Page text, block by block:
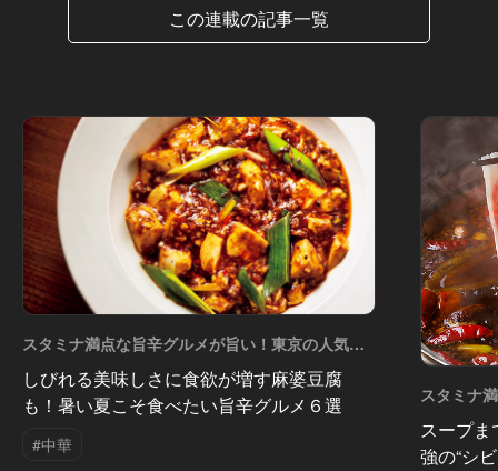
この連載の記事一覧
スタミナ満点な旨辛グルメが旨い！東京の人気店
しびれる美味しさに食欲が増す麻婆豆腐
も！暑い夏こそ食べたい旨辛グルメ６選
#中華
スタミナ
店へ Vol.6
スープま
強の“シ